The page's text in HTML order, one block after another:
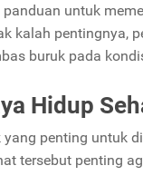
untuk
kalah pentingnya,
buruk pada
Hidup
penting untuk
tersebut penting